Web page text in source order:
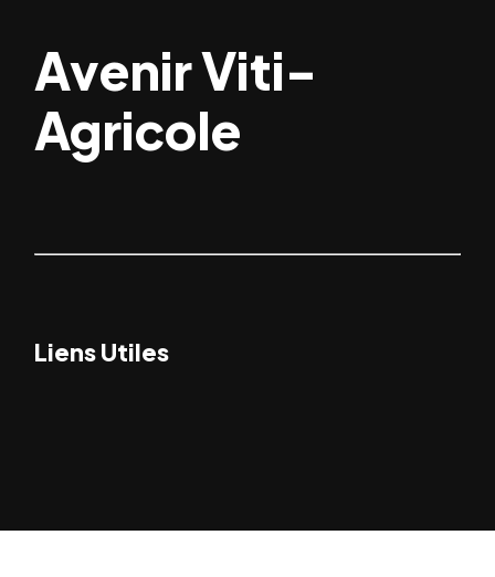
Avenir Viti-
Agricole
Liens Utiles